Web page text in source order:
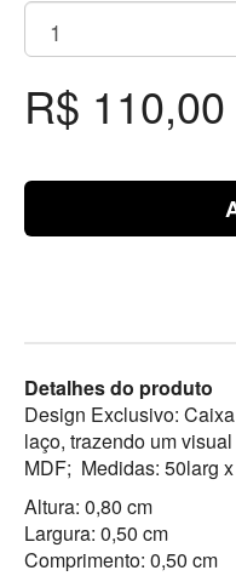
R$ 110,00
Detalhes do produto
Design Exclusivo:
laço, trazendo um
MDF; Medidas: 50larg
Altura: 0,80 cm
Largura: 0,50 cm
Comprimento: 0,50 cm